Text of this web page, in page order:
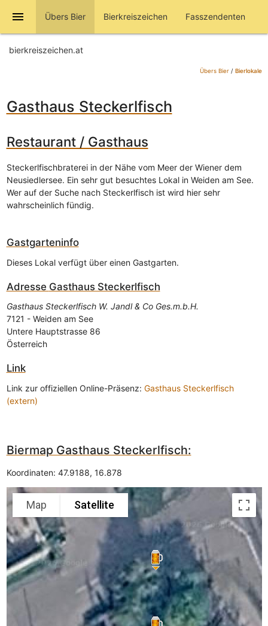
menu Übers Bier Bierkreiszeichen Fasszendenten
bierkreiszeichen.at
Übers Bier/ Bierlokale
Gasthaus Steckerlfisch
Restaurant / Gasthaus
Steckerlfischbraterei in der Nähe vom Meer der Wiener dem
Neusiedlersee. Ein sehr gut besuchtes Lokal in Weiden am See.
Wer auf der Suche nach Steckerlfisch ist wird hier sehr
wahrscheinlich fündig.
Gastgarteninfo
Dieses Lokal verfügt über einen Gastgarten.
Adresse Gasthaus Steckerlfisch
Gasthaus Steckerlfisch W. Jandl & Co Ges.m.b.H.
7121 - Weiden am See
Untere Hauptstrasse 86
Österreich
Link
Link zur offiziellen Online-Präsenz: Gasthaus Steckerlfisch
(extern)
Biermap Gasthaus Steckerlfisch:
Koordinaten: 47.9188, 16.878
Map Satellite